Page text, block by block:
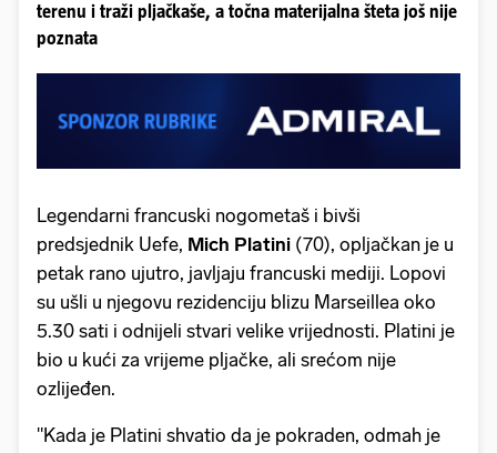
terenu i traži pljačkaše, a točna materijalna šteta još nije
poznata
Legendarni francuski nogometaš i bivši
predsjednik Uefe, Mich Platini (70), opljačkan je u
petak rano ujutro, javljaju francuski mediji. Lopovi
su ušli u njegovu rezidenciju blizu Marseillea oko
5.30 sati i odnijeli stvari velike vrijednosti. Platini je
bio u kući za vrijeme pljačke, ali srećom nije
ozlijeđen.
"Kada je Platini shvatio da je pokraden, odmah je